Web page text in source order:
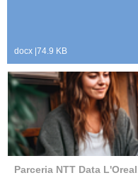
docx 74.9 KB
Parceria NTT Data